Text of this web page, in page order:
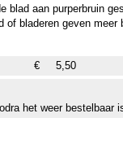
blad aan purperbruin
bladeren geven meer
€
5,50
het weer bestelbaar